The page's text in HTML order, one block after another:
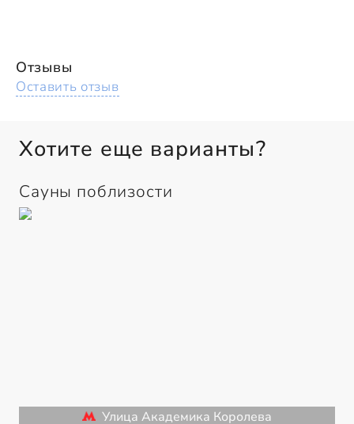
Отзывы
Оставить отзыв
Хотите еще варианты?
Сауны поблизости
Улица Академика Королева